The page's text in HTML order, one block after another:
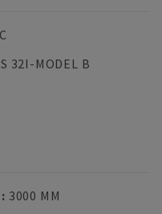
32I-MODEL B
: 3000 MM